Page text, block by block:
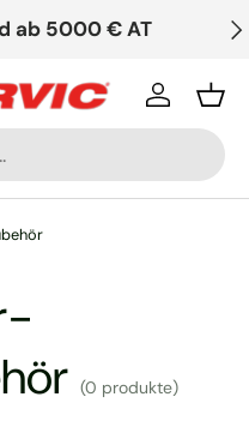
ab 5000 € AT
Einloggen
(0 produkte)